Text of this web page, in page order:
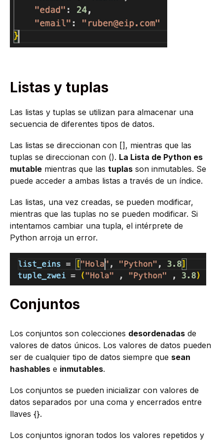
Listas y tuplas
Las listas y tuplas se utilizan para almacenar una
secuencia de diferentes tipos de datos.
Las listas se direccionan con [], mientras que las
tuplas se direccionan con (). La Lista de Python es
mutable mientras que las tuplas son inmutables. Se
puede acceder a ambas listas a través de un índice.
Las listas, una vez creadas, se pueden modificar,
mientras que las tuplas no se pueden modificar. Si
intentamos cambiar una tupla, el intérprete de
Python arroja un error.
Conjuntos
Los conjuntos son colecciones desordenadas de
valores de datos únicos. Los valores de datos pueden
ser de cualquier tipo de datos siempre que sean
hashables e inmutables.
Los conjuntos se pueden inicializar con valores de
datos separados por una coma y encerrados entre
llaves {}.
Los conjuntos ignoran todos los valores repetidos y